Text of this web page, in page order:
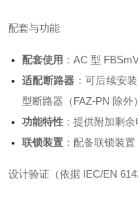
配套与功能
配套使用 ：AC 型
适配断路器 ：可后续安
型断路器（FAZ-PN 除外）
功能特性 ：提供附加剩
联锁装置 ：配备联锁装置
设计验证（依据 IEC/EN